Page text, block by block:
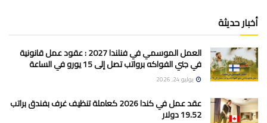
أخبار حديثة
العمل الموسمي في فنلندا 2027 : عقود عمل قانونية
في جني الفواكه برواتب تصل إلى 15 يورو في الساعة
يوليو 24, 2026
عقد عمل في كندا 2026 كعاملة تنظيف غرف بفندق براتب
19.52 دولار